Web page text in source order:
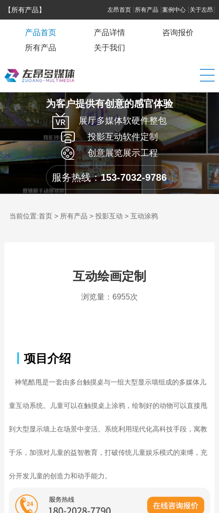
【所有产品】 左昂首页 所有产品 案例中心 关于左昂
产品首页 产品详情
咨询报价
所有产品
关于我们
为客户提供有创意的感官体验
展厅多媒体软硬件整包
投影互动软件定制
创意展览展示工程
服务热线：153-7032-9786
当前位置:首页> 所有产品 > 投影互动 > 互动涂鸦
互动绘画定制
浏览量：6955次
项目介绍
神笔酷甩是一套由多台触摸桌与一组大型显示墙组成的多媒体儿
童互动系统。儿童可以在触摸桌上涂鸦，绘制好的动物可以直接甩
到大型显示墙上在场景中变活。系统利用现代化高科技手段，寓教
于乐，加强对儿童的益智教育，打破传统儿童娱乐模式的束缚，充
分开发儿童的创造力和动手能力。